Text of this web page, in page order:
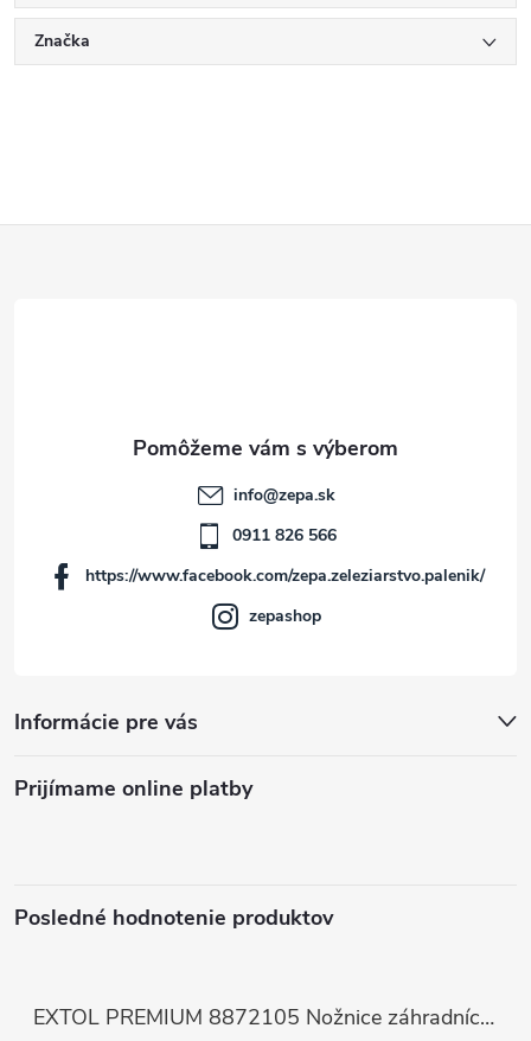
Značka
Informácie pre vás
info@zepa.sk
0911 826 566
https://www.facebook.com/zepa.zeleziarstvo.palenik/
zepashop
Prijímame online platby
Posledné hodnotenie produktov
EXTOL PREMIUM 8872105 Nožnice záhradnícke dlhé úzke, 200mm, max. prestrih Ø6mm